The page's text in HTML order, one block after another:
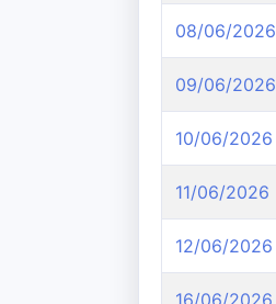
08/06/2026
09/06/2026
10/06/2026
11/06/2026
12/06/2026
16/06/2026